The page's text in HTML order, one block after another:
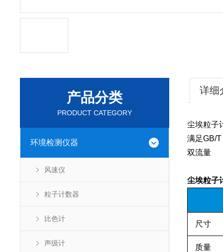
产品分类
PRODUCT CATEGORY
环境检测仪器
风速仪
粒子计数器
比色计
声级计
详细
尘埃粒子
满足GB/
双流量
尘埃粒子
尺寸
质量